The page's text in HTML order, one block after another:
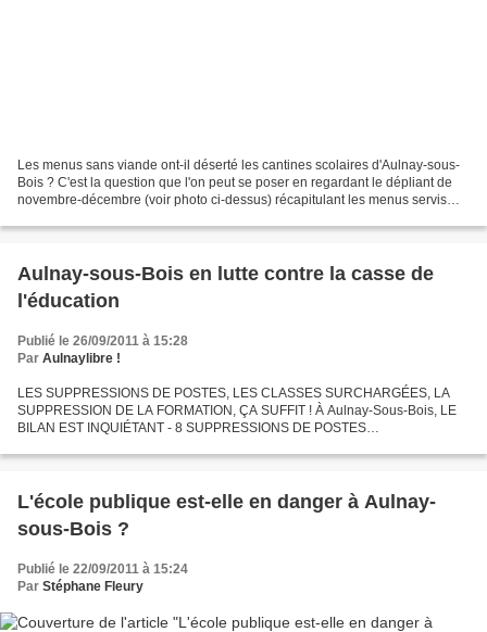
Les menus sans viande ont-il déserté les cantines scolaires d'Aulnay-sous-
Bois ? C'est la question que l'on peut se poser en regardant le dépliant de
novembre-décembre (voir photo ci-dessus) récapitulant les menus servis
Aulnay-sous-Bois en lutte contre la casse de
l'éducation
Publié le 26/09/2011 à 15:28
Par Aulnaylibre !
LES SUPPRESSIONS DE POSTES, LES CLASSES SURCHARGÉES, LA
SUPPRESSION DE LA FORMATION, ÇA SUFFIT ! À Aulnay-Sous-Bois, LE
BILAN EST INQUIÉTANT - 8 SUPPRESSIONS DE POSTES
LA FIN DE LA SCOLARISATION...
L'école publique est-elle en danger à Aulnay-
sous-Bois ?
Publié le 22/09/2011 à 15:24
Par Stéphane Fleury